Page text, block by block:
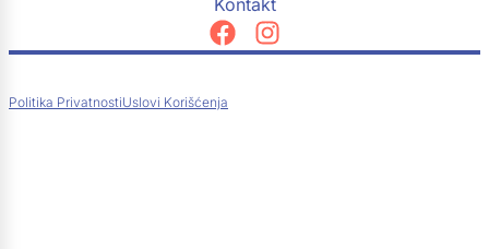
Kontakt
Politika PrivatnostiUslovi Korišćenja